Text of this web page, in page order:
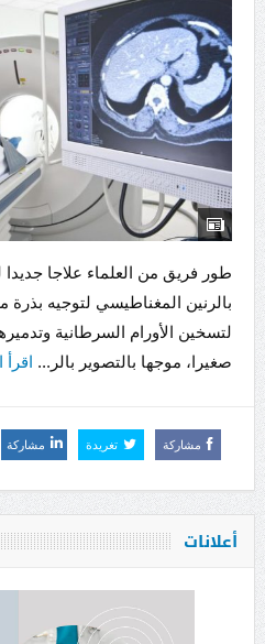
طور فريق من العلماء علاجا
بالرنين المغناطيسي لتوجيه بذرة
لتسخين الأورام السرطانية
صغيرا، موجها بالتصوير بالر...
مشاركة تغريدة مشاركة
أعلانات